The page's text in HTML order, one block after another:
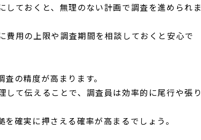
ておくと、無理のない計画で調査を進められま
費用の上限や調査期間を相談しておくと安心で
の精度が高まります。
て伝えることで、調査員は効率的に尾行や張り
確実に押さえる確率が高まるでしょう。